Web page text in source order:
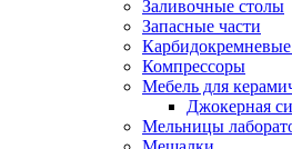
Заливочные столы
Запасные части
Карбидокремневые
Компрессоры
Мебель для
Джокерная
Мельницы